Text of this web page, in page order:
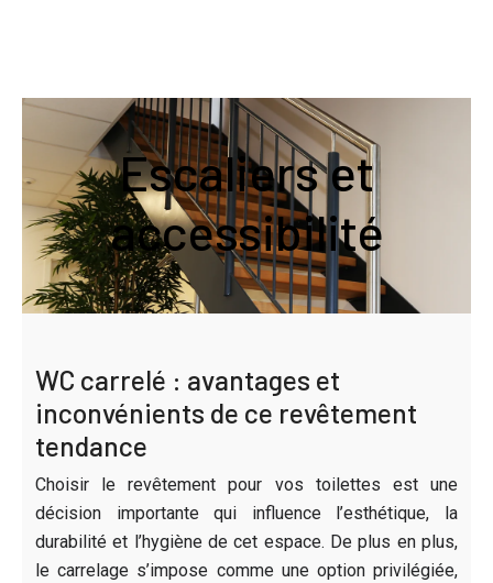
Escaliers et
accessibilité
WC carrelé : avantages et
inconvénients de ce revêtement
tendance
Choisir le revêtement pour vos toilettes est une
décision importante qui influence l’esthétique, la
durabilité et l’hygiène de cet espace. De plus en plus,
le carrelage s’impose comme une option privilégiée,